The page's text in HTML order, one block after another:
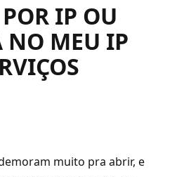
IP OU
NO MEU IP
muito pra abrir, e